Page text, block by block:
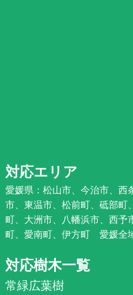
対応エリア
愛媛県：松山市、今治市、西
市、東温市、松前町、砥部町
町、大洲市、八幡浜市、西予
町、愛南町、伊方町 愛媛全
対応樹木一覧
常緑広葉樹